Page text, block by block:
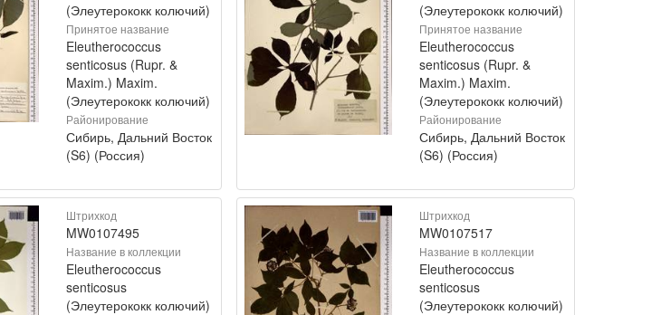
(Элеутерококк колючий)
Принятое название
Eleutherococcus
senticosus (Rupr. &
Maxim.) Maxim.
(Элеутерококк колючий)
Районирование
Сибирь, Дальний Восток
(S6) (Россия)
(Элеутерококк колючий)
Принятое название
Eleutherococcus
senticosus (Rupr. &
Maxim.) Maxim.
(Элеутерококк колючий)
Районирование
Сибирь, Дальний Восток
(S6) (Россия)
Штрихкод
MW0107495
Название в коллекции
Eleutherococcus
senticosus
(Элеутерококк колючий)
Штрихкод
MW0107517
Название в коллекции
Eleutherococcus
senticosus
(Элеутерококк колючий)